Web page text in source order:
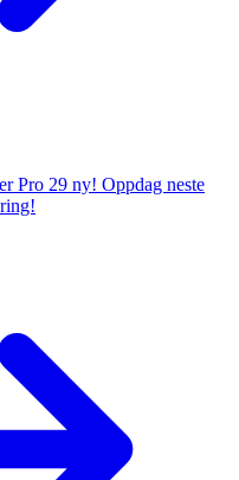
Pro 29 ny! Oppdag neste